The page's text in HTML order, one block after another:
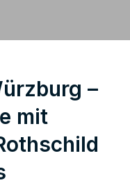
–
mit